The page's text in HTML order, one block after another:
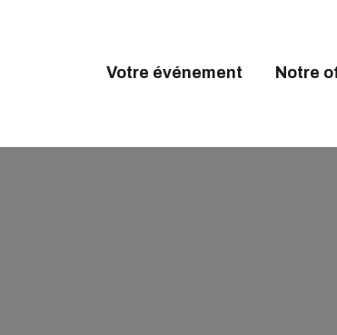
Votre événement Notre